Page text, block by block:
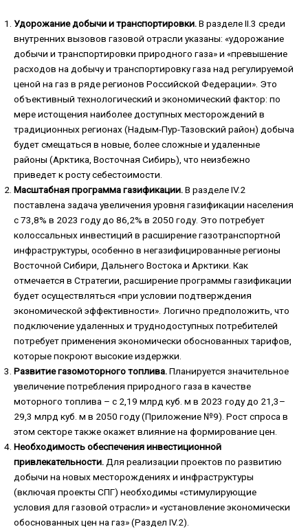
Удорожание добычи и транспортировки.В разделе II.3 среди
внутренних вызовов газовой отрасли указаны: «удорожание
добычи и транспортировки природного газа» и «превышение
расходов на добычу и транспортировку газа над регулируемой
ценой на газ в ряде регионов Российской Федерации». Это
объективный технологический и экономический фактор: по
мере истощения наиболее доступных месторождений в
традиционных регионах (Надым-Пур-Тазовский район) добыча
будет смещаться в новые, более сложные и удаленные
районы (Арктика, Восточная Сибирь), что неизбежно
приведет к росту себестоимости.
Масштабная программа газификации.В разделе IV.2
поставлена задача увеличения уровня газификации населения
с 73,8% в 2023 году до 86,2% в 2050 году. Это потребует
колоссальных инвестиций в расширение газотранспортной
инфраструктуры, особенно в негазифицированные регионы
Восточной Сибири, Дальнего Востока и Арктики. Как
отмечается в Стратегии, расширение программы газификации
будет осуществляться «при условии подтверждения
экономической эффективности». Логично предположить, что
подключение удаленных и труднодоступных потребителей
потребует применения экономически обоснованных тарифов,
которые покроют высокие издержки.
Развитие газомоторного топлива.Планируется значительное
увеличение потребления природного газа в качестве
моторного топлива – с 2,19 млрд куб. м в 2023 году до 21,3–
29,3 млрд куб. м в 2050 году (Приложение №9). Рост спроса в
этом секторе также окажет влияние на формирование цен.
Необходимость обеспечения инвестиционной
привлекательности.Для реализации проектов по развитию
добычи на новых месторождениях и инфраструктуры
(включая проекты СПГ) необходимы «стимулирующие
условия для газовой отрасли» и «установление экономически
обоснованных цен на газ» (Раздел IV.2).